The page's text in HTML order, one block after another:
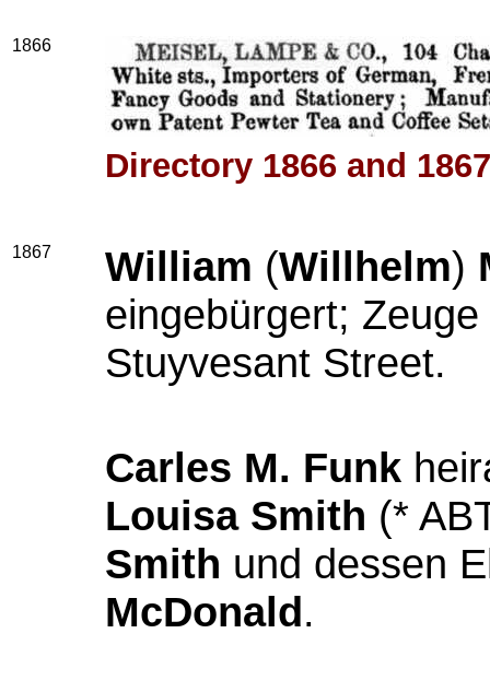
1866
Directory 1866 and 1867
1867 William (Willhelm)
eingebürgert;
Stuyvesant Street.
Carles M. Funk
Louisa Smith (*
Smith und dessen
McDonald.